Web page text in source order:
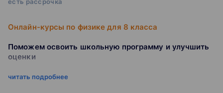
Онлайн-курсы по физике для 8 класса
Поможем освоить школьную программу и улучшить
оценки
читать подробнее